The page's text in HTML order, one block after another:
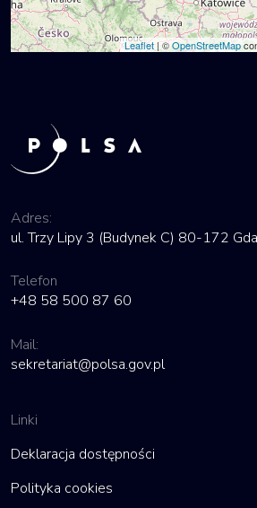
Leaflet| ©OpenStreetMap
Adres:
ul. Trzy Lipy 3 (Budynek C) 80-172
Telefon
+48 58 500 87 60
Mail:
sekretariat@polsa.gov.pl
Linki
Deklaracja dostępności
Polityka cookies